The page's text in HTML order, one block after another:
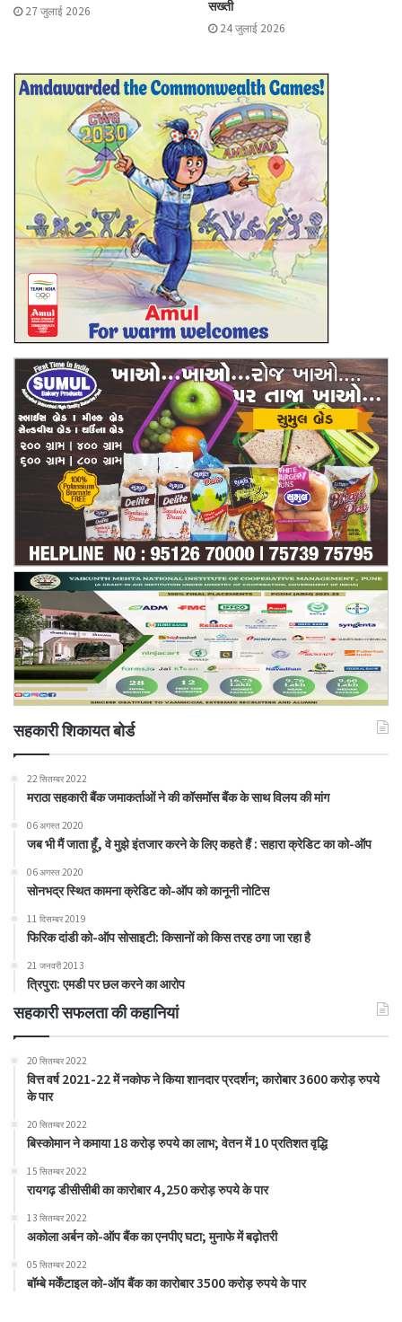
27 जुलाई 2026 सख्ती
24 जुलाई 2026
सहकारी शिकायत बोर्ड
22 सितम्बर 2022
मराठा सहकारी बैंक जमाकर्ताओं ने की कॉसमॉस बैंक के साथ विलय की मांग
06 अगस्त 2020
जब भी मैं जाता हूँ, वे मुझे इंतजार करने के लिए कहते हैं : सहारा क्रेडिट का को-ऑप
06 अगस्त 2020
सोनभद्र स्थित कामना क्रेडिट को-ऑप को कानूनी नोटिस
11 दिसम्बर 2019
फिरिक दांडी को-ऑप सोसाइटी: किसानों को किस तरह ठगा जा रहा है
21 जनवरी 2013
त्रिपुरा: एमडी पर छल करने का आरोप
सहकारी सफलता की कहानियां
20 सितम्बर 2022
वित्त वर्ष 2021-22 में नकोफ ने किया शानदार प्रदर्शन; कारोबार 3600 करोड़ रुपये
के पार
20 सितम्बर 2022
बिस्कोमान ने कमाया 18 करोड़ रुपये का लाभ; वेतन में 10 प्रतिशत वृद्धि
15 सितम्बर 2022
रायगढ़ डीसीसीबी का कारोबार 4,250 करोड़ रुपये के पार
13 सितम्बर 2022
अकोला अर्बन को-ऑप बैंक का एनपीए घटा; मुनाफे में बढ़ोतरी
05 सितम्बर 2022
बॉम्बे मर्केंटाइल को-ऑप बैंक का कारोबार 3500 करोड़ रुपये के पार